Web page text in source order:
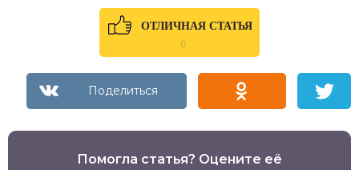
ОТЛИЧНАЯ СТАТЬЯ
0
Помогла статья? Оцените её